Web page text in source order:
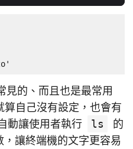
見的、而且也是最常用
自己沒有設定，也會有
動讓使用者執行
ls
的
讓終端機的文字更容易